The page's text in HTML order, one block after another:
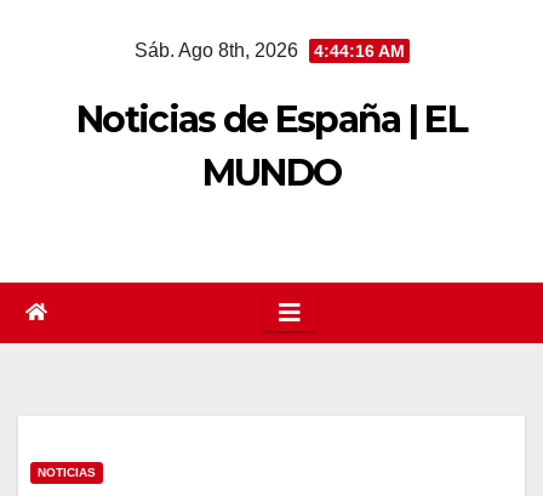
Sáb. Ago 8th, 2026 4:44:16 AM
Noticias de España | EL
MUNDO
NOTICIAS